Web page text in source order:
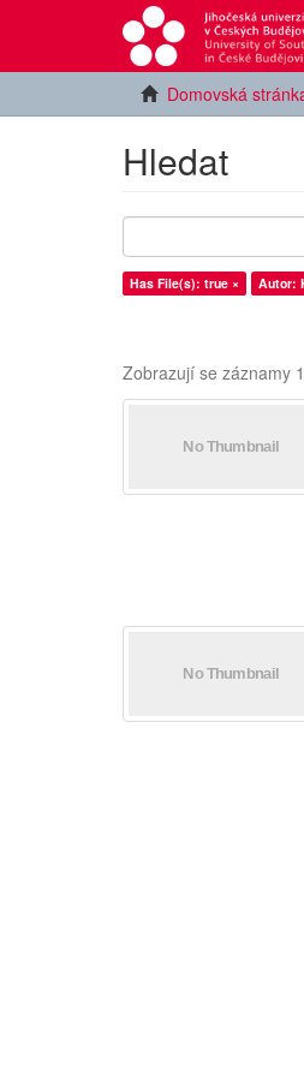
Domovská
Hledat
Has File(s): true × Autor:
Zobrazují se záznamy